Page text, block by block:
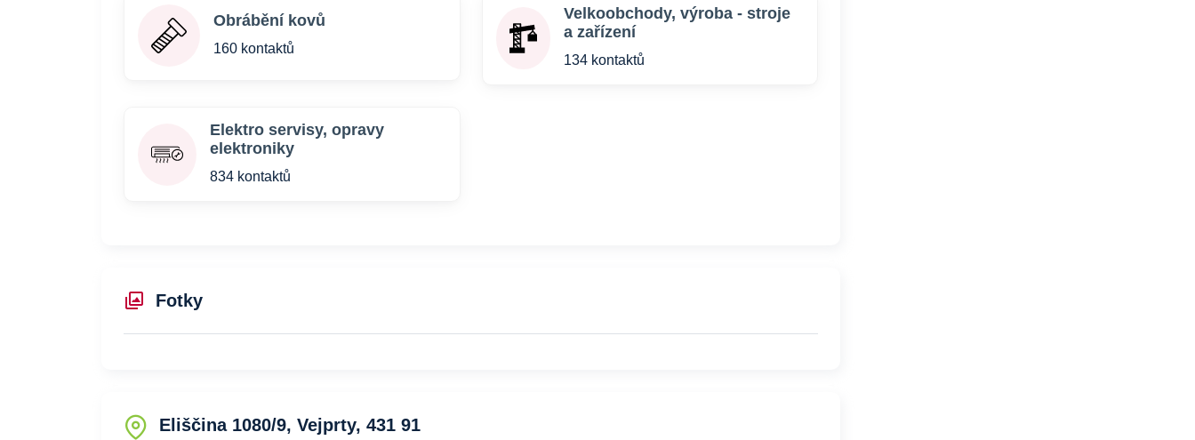
Obrábění kovů
160 kontaktů
Velkoobchody, výroba - stroje
a zařízení
134 kontaktů
Elektro servisy, opravy
elektroniky
834 kontaktů
Fotky
Eliščina 1080/9, Vejprty, 431 91